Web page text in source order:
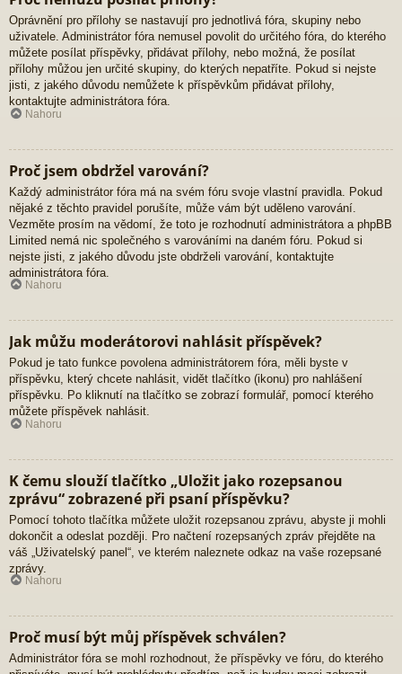
Oprávnění pro přílohy se nastavují pro jednotlivá fóra, skupiny nebo
uživatele. Administrátor fóra nemusel povolit do určitého fóra, do kterého
můžete posílat příspěvky, přidávat přílohy, nebo možná, že posílat
přílohy můžou jen určité skupiny, do kterých nepatříte. Pokud si nejste
jisti, z jakého důvodu nemůžete k příspěvkům přidávat přílohy,
kontaktujte administrátora fóra.
Nahoru
Proč jsem obdržel varování?
Každý administrátor fóra má na svém fóru svoje vlastní pravidla. Pokud
nějaké z těchto pravidel porušíte, může vám být uděleno varování.
Vezměte prosím na vědomí, že toto je rozhodnutí administrátora a phpBB
Limited nemá nic společného s varováními na daném fóru. Pokud si
nejste jisti, z jakého důvodu jste obdrželi varování, kontaktujte
administrátora fóra.
Nahoru
Jak můžu moderátorovi nahlásit příspěvek?
Pokud je tato funkce povolena administrátorem fóra, měli byste v
příspěvku, který chcete nahlásit, vidět tlačítko (ikonu) pro nahlášení
příspěvku. Po kliknutí na tlačítko se zobrazí formulář, pomocí kterého
můžete příspěvek nahlásit.
Nahoru
K čemu slouží tlačítko „Uložit jako rozepsanou
zprávu“ zobrazené při psaní příspěvku?
Pomocí tohoto tlačítka můžete uložit rozepsanou zprávu, abyste ji mohli
dokončit a odeslat později. Pro načtení rozepsaných zpráv přejděte na
váš „Uživatelský panel“, ve kterém naleznete odkaz na vaše rozepsané
zprávy.
Nahoru
Proč musí být můj příspěvek schválen?
Administrátor fóra se mohl rozhodnout, že příspěvky ve fóru, do kterého